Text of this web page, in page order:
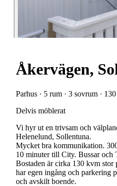
Åkervägen,
Parhus · 5 rum · 3 sovrum · 130
Delvis möblerat
Vi hyr ut en trivsam och
Helenelund, Sollentuna.
Mycket bra kommunikation.
10 minuter till City. Bussar och
Bostaden är cirka 130 kvm
har egen ingång och parkering
och avskilt boende.